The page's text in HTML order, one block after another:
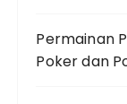
Permainan
Poker dan